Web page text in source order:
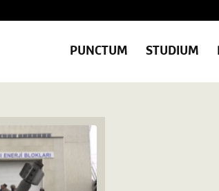
PUNCTUM STUDIUM